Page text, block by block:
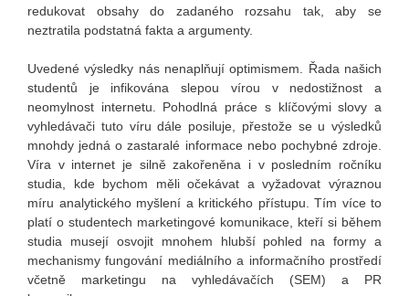
redukovat obsahy do zadaného rozsahu tak, aby se
neztratila podstatná fakta a argumenty.
Uvedené výsledky nás nenaplňují optimismem. Řada našich
studentů je infikována slepou vírou v nedostižnost a
neomylnost internetu. Pohodlná práce s klíčovými slovy a
vyhledávači tuto víru dále posiluje, přestože se u výsledků
mnohdy jedná o zastaralé informace nebo pochybné zdroje.
Víra v internet je silně zakořeněna i v posledním ročníku
studia, kde bychom měli očekávat a vyžadovat výraznou
míru analytického myšlení a kritického přístupu. Tím více to
platí o studentech marketingové komunikace, kteří si během
studia musejí osvojit mnohem hlubší pohled na formy a
mechanismy fungování mediálního a informačního prostředí
včetně marketingu na vyhledávačích (SEM) a PR